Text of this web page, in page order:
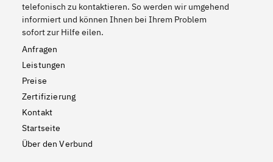
telefonisch zu kontaktieren. So werden wir umgehend
informiert und können Ihnen bei Ihrem Problem
sofort zur Hilfe eilen.
Anfragen
Leistungen
Preise
Zertifizierung
Kontakt
Startseite
Über den Verbund